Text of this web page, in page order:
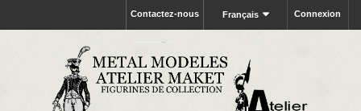
Connexion
Français
Contactez-nous